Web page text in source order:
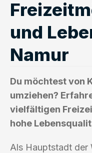
und
Namur
Du möchtest von
umziehen?
vielfältigen
hohe
Als Hauptstadt der